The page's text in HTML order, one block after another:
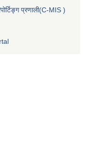
प्रणाली(C-MIS )